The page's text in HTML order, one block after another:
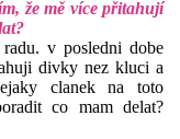
že mě více přitahují
v posledni dobe
divky nez kluci a
clanek na toto
co mam delat?